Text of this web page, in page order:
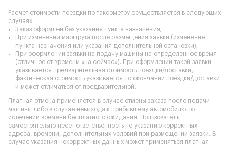
Расчет стоимости поездки по таксометру осуществляется в следующих
случаях:
Заказ оформлен без указания пункта назначения;
При изменении маршрута после размещения заявки (изменение
пункта назначения или указания дополнительной остановки);
При оформлении заявки на подачу машины на определенное время
(отличное от времени «на сейчас»). При оформлении такой заявки
указывается предварительная стоимость поездки/доставки,
фактическая стоимость указывается по окончании поездки/доставки
и может отличаться от предварительной.
Платная отмена применяется в случае отмены заказа после подачи
машины либо в случае невыхода к прибывшему автомобилю по
истечении времени бесплатного ожидания. Пользователь
самостоятельно несет ответственность по указанию корректных
адреса, времени, дополнительных условий при размещении заявки. В
случае указания некорректных данных может применяться платная